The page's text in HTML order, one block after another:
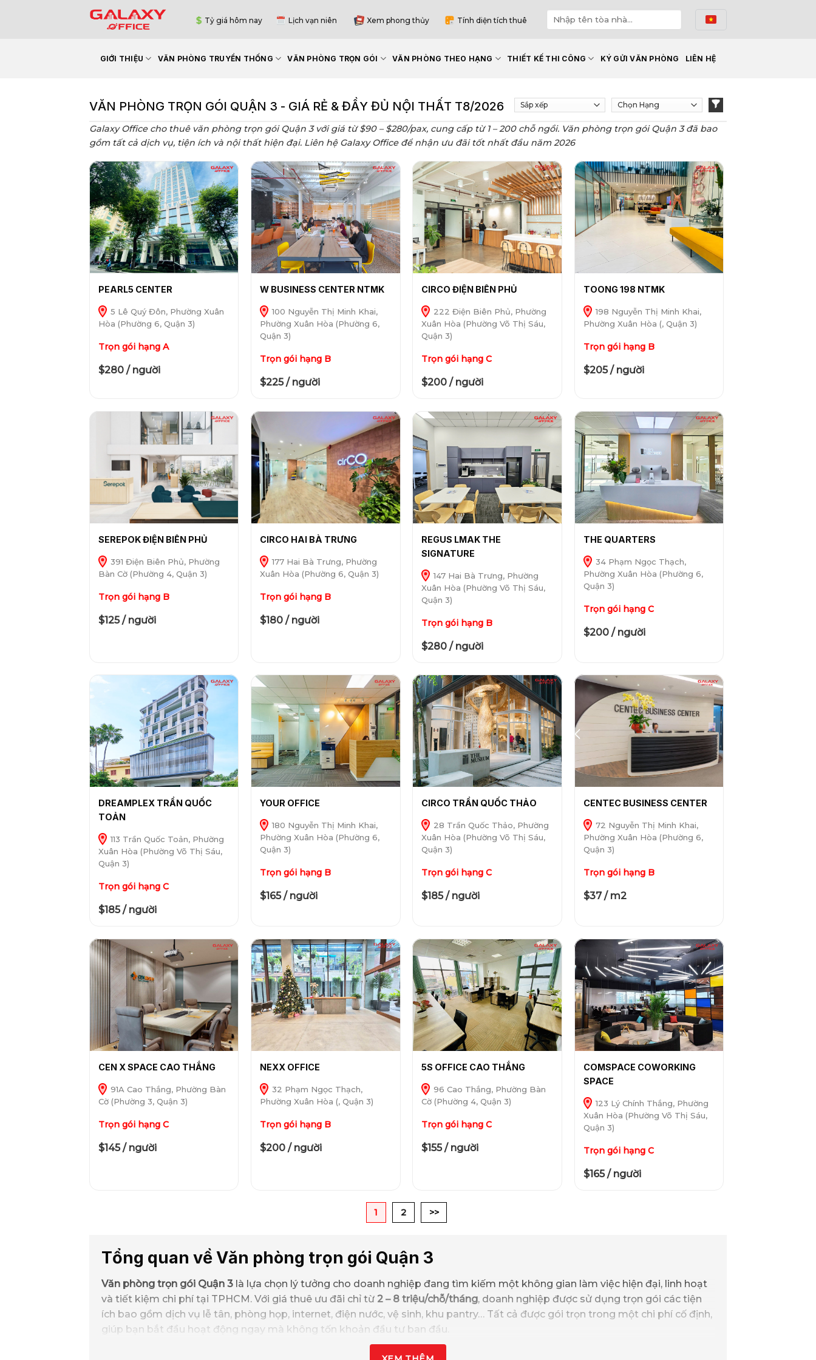
Tỷ giá hôm nay Lịch vạn niên Xem phong thủy Tính diện tích thuê
GIỚI THIỆU VĂN PHÒNG TRUYỀN THỐNG VĂN PHÒNG TRỌN GÓI VĂN PHÒNG THEO HẠNG THIẾT KẾ THI CÔNG KÝ GỬI VĂN PHÒNG LIÊN HỆ
VĂN PHÒNG TRỌN GÓI QUẬN 3 - GIÁ RẺ & ĐẦY ĐỦ NỘI THẤT T8/2026
Galaxy Office cho thuê văn phòng trọn gói Quận 3 với giá từ $90 – $280/pax, cung cấp từ 1 – 200 chỗ ngồi. Văn phòng trọn gói Quận 3 đã bao
gồm tất cả dịch vụ, tiện ích và nội thất hiện đại. Liên hệ Galaxy Office để nhận ưu đãi tốt nhất đầu năm 2026
PEARL5 CENTER
5 Lê Quý Đôn, Phường Xuân
Hòa (Phường 6, Quận 3)
Trọn gói hạng A
$280 / người
W BUSINESS CENTER NTMK
100 Nguyễn Thị Minh Khai,
Phường Xuân Hòa (Phường 6,
Quận 3)
Trọn gói hạng B
$225 / người
CIRCO ĐIỆN BIÊN PHỦ
222 Điện Biên Phủ, Phường
Xuân Hòa (Phường Võ Thị Sáu,
Quận 3)
Trọn gói hạng C
$200 / người
TOONG 198 NTMK
198 Nguyễn Thị Minh Khai,
Phường Xuân Hòa (, Quận 3)
Trọn gói hạng B
$205 / người
SEREPOK ĐIỆN BIÊN PHỦ
391 Điện Biên Phủ, Phường
Bàn Cờ (Phường 4, Quận 3)
Trọn gói hạng B
$125 / người
CIRCO HAI BÀ TRƯNG
177 Hai Bà Trưng, Phường
Xuân Hòa (Phường 6, Quận 3)
Trọn gói hạng B
$180 / người
REGUS LMAK THE
SIGNATURE
147 Hai Bà Trưng, Phường
Xuân Hòa (Phường Võ Thị Sáu,
Quận 3)
Trọn gói hạng B
$280 / người
THE QUARTERS
34 Phạm Ngọc Thạch,
Phường Xuân Hòa (Phường 6,
Quận 3)
Trọn gói hạng C
$200 / người
DREAMPLEX TRẦN QUỐC
TOẢN
113 Trần Quốc Toản, Phường
Xuân Hòa (Phường Võ Thị Sáu,
Quận 3)
Trọn gói hạng C
$185 / người
YOUR OFFICE
180 Nguyễn Thị Minh Khai,
Phường Xuân Hòa (Phường 6,
Quận 3)
Trọn gói hạng B
$165 / người
CIRCO TRẦN QUỐC THẢO
28 Trần Quốc Thảo, Phường
Xuân Hòa (Phường Võ Thị Sáu,
Quận 3)
Trọn gói hạng C
$185 / người
CENTEC BUSINESS CENTER
72 Nguyễn Thị Minh Khai,
Phường Xuân Hòa (Phường 6,
Quận 3)
Trọn gói hạng B
$37 / m2
CEN X SPACE CAO THẮNG
91A Cao Thắng, Phường Bàn
Cờ (Phường 3, Quận 3)
Trọn gói hạng C
$145 / người
NEXX OFFICE
32 Phạm Ngọc Thạch,
Phường Xuân Hòa (, Quận 3)
Trọn gói hạng B
$200 / người
5S OFFICE CAO THẮNG
96 Cao Thắng, Phường Bàn
Cờ (Phường 4, Quận 3)
Trọn gói hạng C
$155 / người
COMSPACE COWORKING
SPACE
123 Lý Chính Thắng, Phường
Xuân Hòa (Phường Võ Thị Sáu,
Quận 3)
Trọn gói hạng C
$165 / người
1 2 >>
Tổng quan về Văn phòng trọn gói Quận 3
Văn phòng trọn gói Quận 3 là lựa chọn lý tưởng cho doanh nghiệp đang tìm kiếm một không gian làm việc hiện đại, linh hoạt
và tiết kiệm chi phí tại TPHCM. Với giá thuê ưu đãi chỉ từ 2 – 8 triệu/chỗ/tháng, doanh nghiệp được sử dụng trọn gói các tiện
ích bao gồm dịch vụ lễ tân, phòng họp, internet, điện nước, vệ sinh, khu pantry… Tất cả được gói trọn trong một chi phí cố định,
giúp bạn bắt đầu hoạt động ngay mà không tốn khoản đầu tư ban đầu.
So với mô hình văn phòng truyền thống, giải pháp văn phòng linh hoạt này